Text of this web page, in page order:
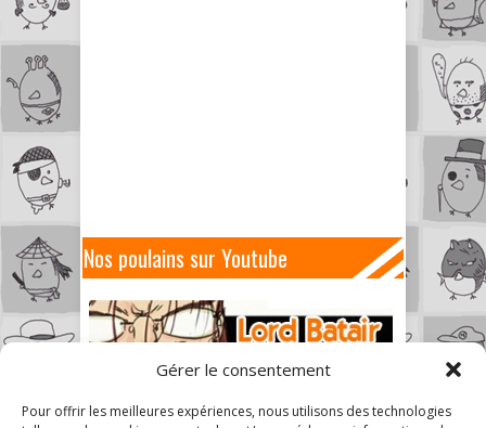
Gérer le consentement
Pour offrir les meilleures expériences, nous utilisons des technologies
Nos poulains sur Youtube